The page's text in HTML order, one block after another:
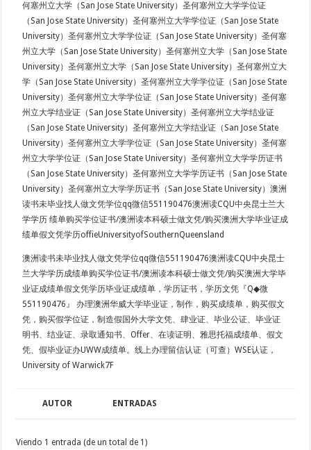
何塞州立大学（San Jose State University）圣何塞州立大学学位证
（San Jose State University）圣何塞州立大学学位证（San Jose State
University）圣何塞州立大学学位证（San Jose State University）圣何塞
州立大学（San Jose State University）圣何塞州立大学（San Jose State
University）圣何塞州立大学（San Jose State University）圣何塞州立大
学（San Jose State University）圣何塞州立大学学位证（San Jose State
University）圣何塞州立大学学位证（San Jose State University）圣何塞
州立大学结业证（San Jose State University）圣何塞州立大学结业证
（San Jose State University）圣何塞州立大学结业证（San Jose State
University）圣何塞州立大学学位证（San Jose State University）圣何塞
州立大学学位证（San Jose State University）圣何塞州立大学学历证书
（San Jose State University）圣何塞州立大学学历证书（San Jose State
University）圣何塞州立大学学历证书（San Jose State University）澳洲
读书未毕业找人做文凭学位qq微信551190476澳洲读CQU中央昆士兰大
学学历 绩单购买学位证书/澳洲读本科硕士做文凭/购买澳洲大学毕业证成
绩单假文凭学历offieUniversityofSouthernQueensland
澳洲读书未毕业找人做文凭学位qq微信551190476澳洲读CQU中央昆士
兰大学学历成绩单购买学位证书/澳洲读本科硕士做文凭/购买澳洲大学毕
业证成绩单假文凭学历毕业证成绩单，学历证书，学历文凭『Q◆微
551190476』 办理澳洲华威大学毕业证，制作，购买成绩单，购买假文
凭，购买假学位证，制造假国外大学文凭、肆业证、毕业公证、毕业证
明书、结业证、录取通知书、Offer、在读证明、雅思托福成绩单、假文
凭、假毕业证办UWW成绩单。线上办理留信认证（可查）WSE认证，
University of Warwick7F
AUTOR ENTRADAS
Viendo 1 entrada (de un total de 1)